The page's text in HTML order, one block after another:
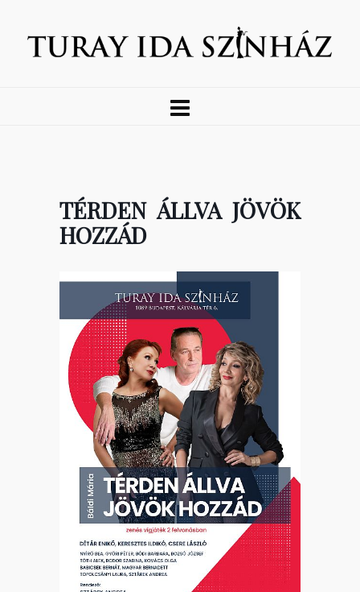
TÉRDEN ÁLLVA JÖVÖK
HOZZÁD